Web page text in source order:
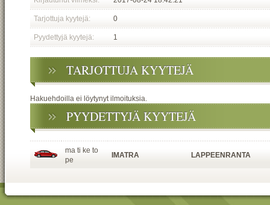
Tarjottuja kyytejä: 0
Pyydettyjä kyytejä: 1
TARJOTTUJA KYYTEJÄ
Hakuehdoilla ei löytynyt ilmoituksia.
PYYDETTYJÄ KYYTEJÄ
ma ti ke to
pe
IMATRA LAPPEENRANTA